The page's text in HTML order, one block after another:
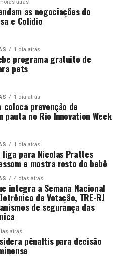
horas atrás
as negociações do
e Colidio
1 dia atrás
programa gratuito de
pets
1 dia atrás
coloca prevenção de
pauta no Rio Innovation Week
1 dia atrás
liga para Nicolas Prattes
e mostra rosto do bebê
4 dias atrás
integra a Semana Nacional
de Votação, TRE-RJ
de segurança das
atrás
pênaltis para decisão